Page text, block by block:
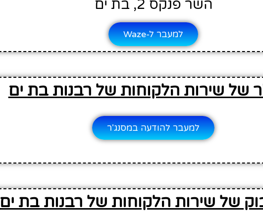
השר פנקס 2, בת ים
למעבר ל-Waze
של שירות הלקוחות של רבנות בת ים
למעבר להודעה במסנג'ר
של שירות הלקוחות של רבנות בת ים